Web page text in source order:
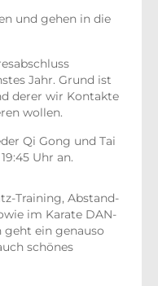
und gehen in die
Jahr. Grund ist
derer wir Kontakte
wollen.
Qi Gong und Tai
Uhr an.
Training, Abstand-
im Karate DAN-
ein genauso
schönes